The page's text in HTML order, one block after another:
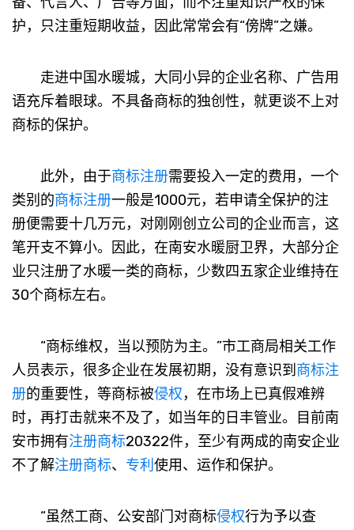
护，只注重短期收益，因此常常会有“傍牌”之嫌。
走进中国水暖城，大同小异的企业名称、广告用
语充斥着眼球。不具备商标的独创性，就更谈不上对
商标的保护。
此外，由于商标注册需要投入一定的费用，一个
类别的商标注册一般是1000元，若申请全保护的注
册便需要十几万元，对刚刚创立公司的企业而言，这
笔开支不算小。因此，在南安水暖厨卫界，大部分企
业只注册了水暖一类的商标，少数四五家企业维持在
30个商标左右。
“商标维权，当以预防为主。”市工商局相关工作
人员表示，很多企业在发展初期，没有意识到 商标注
册的重要性，等商标被侵权，在市场上已真假难辨
时，再打击就来不及了，如当年的日丰管业。目前南
安市拥有注册商标20322件，至少有两成的南安企业
不了解注册商标、 专利 使用、运作和保护。
“虽然工商、公安部门对商标侵权行为予以查